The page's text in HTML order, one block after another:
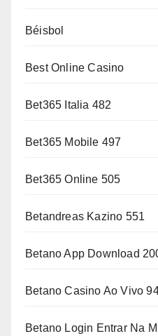
Béisbol
Best Online Casino
Bet365 Italia 482
Bet365 Mobile 497
Bet365 Online 505
Betandreas Kazino 551
Betano App Download
Betano Casino Ao Vivo
Betano Login Entrar Na